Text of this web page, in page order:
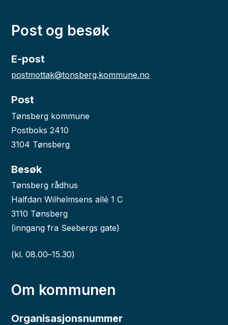
Post og besøk
E-post
postmottak@tonsberg.kommune.no
Post
Tønsberg kommune
Postboks 2410
3104 Tønsberg
Besøk
Tønsberg rådhus
Halfdan Wilhelmsens allé 1 C
3110 Tønsberg
(inngang fra Seebergs gate)
(kl. 08.00–15.30)
Om kommunen
Organisasjonsnummer